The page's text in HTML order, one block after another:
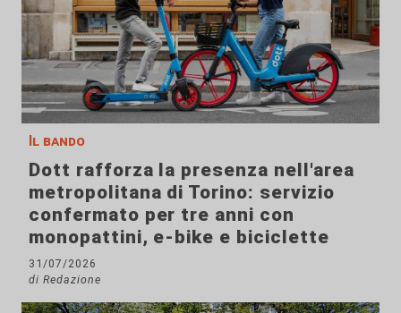
Il bando
Dott rafforza la presenza nell'area
metropolitana di Torino: servizio
confermato per tre anni con
monopattini, e-bike e biciclette
31/07/2026
di Redazione